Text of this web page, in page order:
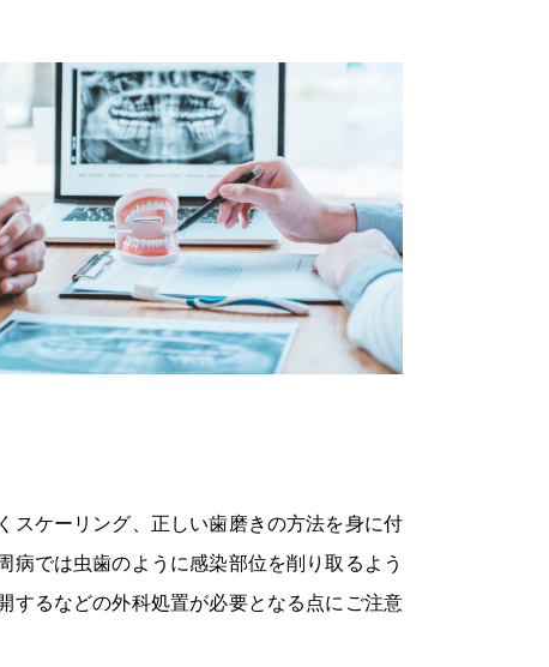
スケーリング、正しい歯磨きの方法を身に付
では虫歯のように感染部位を削り取るよう
するなどの外科処置が必要となる点にご注意